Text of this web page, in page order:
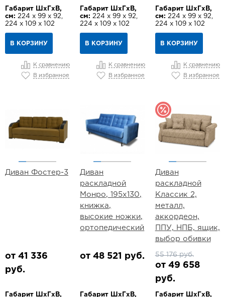
Габарит ШхГхВ,
см: 224 х 99 х 92,
224 х 109 х 102
В КОРЗИНУ
К сравнению
В избранное
Габарит ШхГхВ,
см: 224 х 99 х 92,
224 х 109 х 102
В КОРЗИНУ
К сравнению
В избранное
Габарит ШхГхВ,
см: 224 х 99 х 92,
224 х 109 х 102
В КОРЗИНУ
К сравнению
В избранное
Диван Фостер-3
от 41 336
руб.
Габарит ШхГхВ,
Диван
раскладной
Монро, 195х130,
книжка,
высокие ножки,
ортопедический
от 48 521 руб.
Габарит ШхГхВ,
Диван
раскладной
Классик 2,
металл,
аккордеон,
ППУ, НПБ, ящик,
выбор обивки
55 176 руб.
от 49 658
руб.
Габарит ШхГхВ,